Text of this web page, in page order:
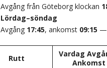
Avgång från Göteborg klockan
Lördag–söndag
Avgång 17:45, ankomst 09:15 —
Rutt
Vardag
Ankomst